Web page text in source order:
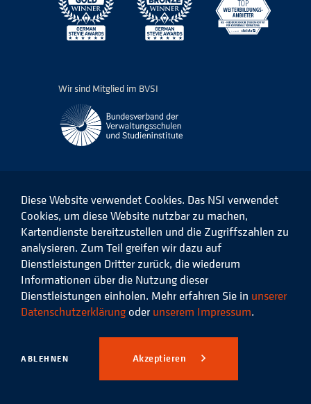
Wir sind Mitglied im BVSI
Das
NSI
Facebook
Das
NSI
auf
LinkedIn
Das
NSI
auf
Instagram
Das
Xing
© 2026 Niedersächsisches
Studieninstitut für kommunale
Verwaltung e.V.
Datenschutz Impressum
Diese Website verwendet Cookies. Das NSI verwendet
Cookies, um diese Website nutzbar zu machen,
Kartendienste bereitzustellen und die Zugriffszahlen zu
analysieren. Zum Teil greifen wir dazu auf
Dienstleistungen Dritter zurück, die wiederum
Informationen über die Nutzung dieser
Dienstleistungen einholen. Mehr erfahren Sie in unserer
Datenschutzerklärung oder unserem Impressum.
ABLEHNEN Akzeptieren